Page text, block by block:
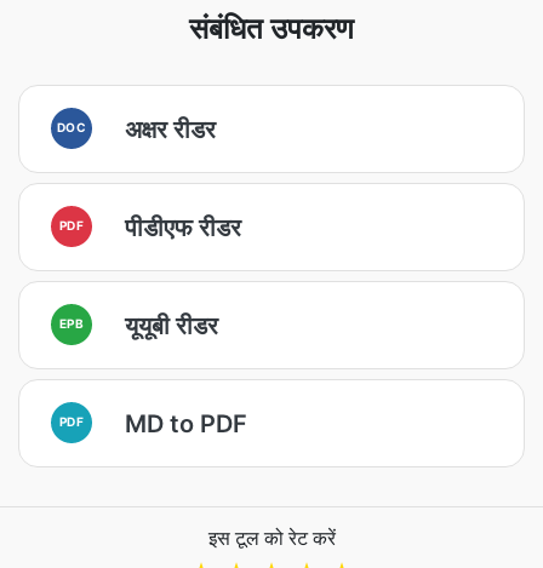
संबंधित उपकरण
DOC अक्षर रीडर
PDF पीडीएफ रीडर
EPB यूयूबी रीडर
PDF MD to PDF
इस टूल को रेट करें